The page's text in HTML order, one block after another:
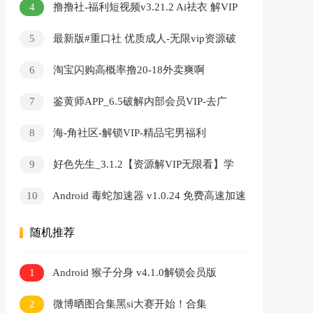
4
撸撸社-福利短视频v3.21.2 Ai祛衣 解VIP
5
最新版#重口社 优质成人-无限vip资源破
6
淘宝闪购高概率撸20-18外卖爽啊
7
鉴黄师APP_6.5破解内部会员VIP-去广
8
海-角社区-解锁VIP-精品宅男福利
9
好色先生_3.1.2【资源解VIP无限看】学
10
Android 毒蛇加速器 v1.0.24 免费高速加速
随机推荐
1 Android 猴子分身 v4.1.0解锁会员版
2 微博晒图合集黑si大赛开始！合集